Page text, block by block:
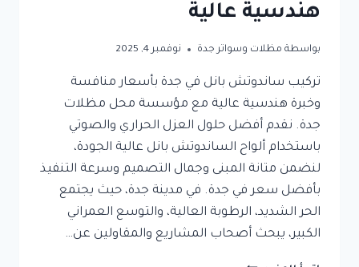
هندسية عالية
بواسطة مظلات وسواتر جدة نوفمبر 4, 2025
تركيب ساندوتش بانل في جدة بأسعار منافسة
وخبرة هندسية عالية مع مؤسسة محل مظلات
جدة. نقدم أفضل حلول العزل الحراري والصوتي
باستخدام ألواح الساندوتش بانل عالية الجودة،
لنضمن متانة المبنى وجمال التصميم وسرعة التنفيذ
بأفضل سعر في جدة. في مدينة جدة، حيث يجتمع
الحر الشديد، الرطوبة العالية، والتوسع العمراني
الكبير، يبحث أصحاب المشاريع والمقاولين عن…